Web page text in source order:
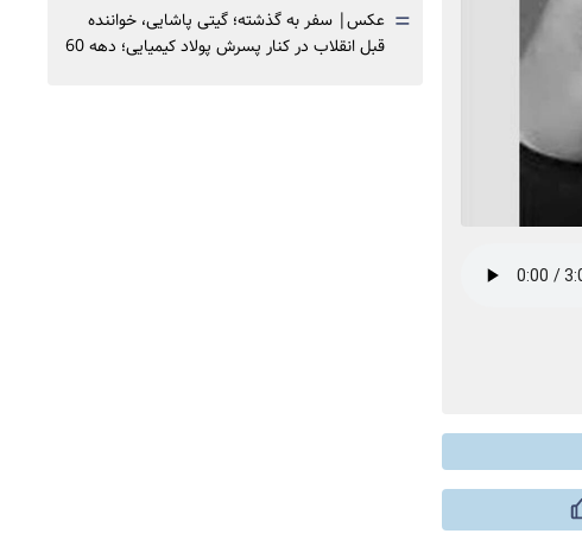
= عکس| سفر به گذشته؛ گیتی پاشایی، خواننده
قبل انقلاب در کنار پسرش پولاد کیمیایی؛ دهه 60